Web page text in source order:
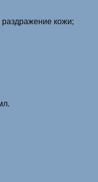
раздражение кожи;